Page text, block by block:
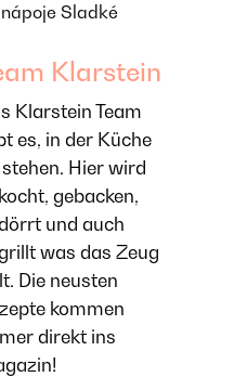
Sladké
Klarstein
Klarstein Team
es, in der Küche
Hier wird
gebacken,
und auch
was das Zeug
Die neusten
kommen
direkt ins